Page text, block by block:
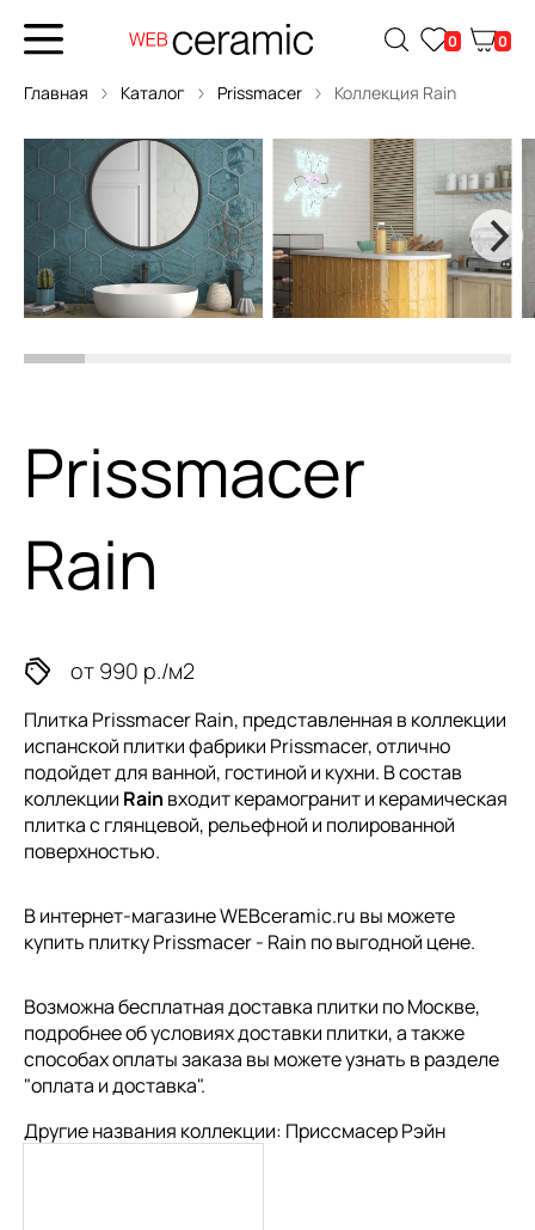
0 0
Главная Каталог Prissmacer Коллекция Rain
Prissmacer
Rain
от 990 р./м2
Плитка Prissmacer Rain, представленная в коллекции
испанской плиткифабрики Prissmacer, отлично
подойдет для ванной, гостиной и кухни. В состав
коллекции Rain входит керамогранит и керамическая
плитка с глянцевой, рельефной и полированной
поверхностью.
В интернет-магазине WEBceramic.ru вы можете
купить плитку Prissmacer - Rain по выгодной цене.
Возможна бесплатная доставка плитки по Москве,
подробнее об условиях доставки плитки, а также
способах оплаты заказа вы можете узнать в разделе
"оплата и доставка".
Другие названия коллекции: Приссмасер Рэйн